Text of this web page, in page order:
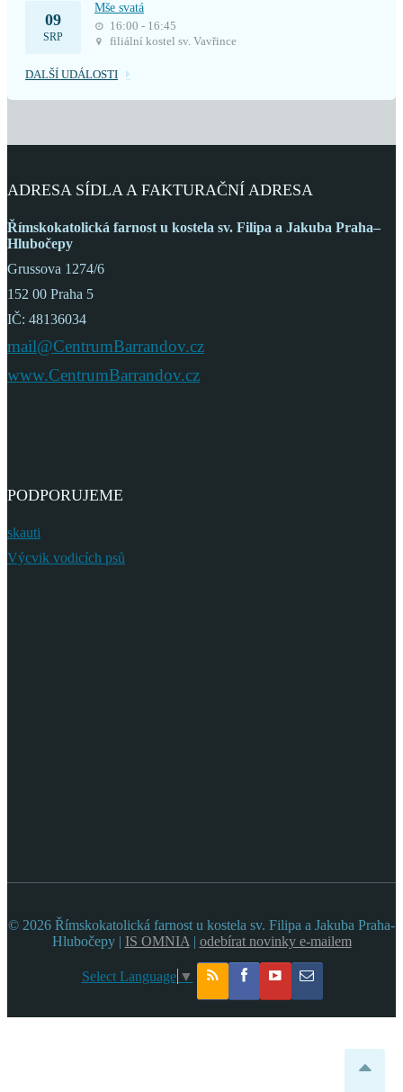
09
SRP
Mše svatá
16:00 - 16:45
filiální kostel sv. Vavřince
DALŠÍ UDÁLOSTI
ADRESA SÍDLA A FAKTURAČNÍ ADRESA
Římskokatolická farnost u kostela sv. Filipa a Jakuba Praha–
Hlubočepy
Grussova 1274/6
152 00 Praha 5
IČ: 48136034
mail@CentrumBarrandov.cz
www.CentrumBarrandov.cz
PODPORUJEME
skauti
Výcvik vodicích psů
© 2026 Římskokatolická farnost u kostela sv. Filipa a Jakuba Praha-
Hlubočepy | IS OMNIA | odebírat novinky e-mailem
Select Language ▼